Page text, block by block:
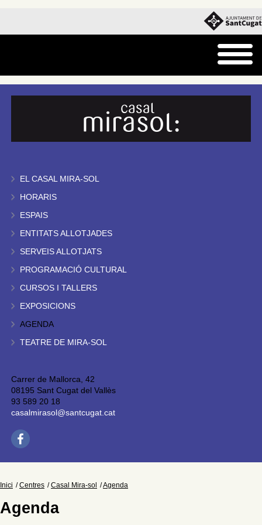
EL CASAL MIRA-SOL
HORARIS
ESPAIS
ENTITATS ALLOTJADES
SERVEIS ALLOTJATS
PROGRAMACIÓ CULTURAL
CURSOS I TALLERS
EXPOSICIONS
AGENDA
TEATRE DE MIRA-SOL
Carrer de Mallorca, 42
08195 Sant Cugat del Vallès
93 589 20 18
casalmirasol@santcugat.cat
Inici Centres Casal Mira-sol Agenda
Agenda